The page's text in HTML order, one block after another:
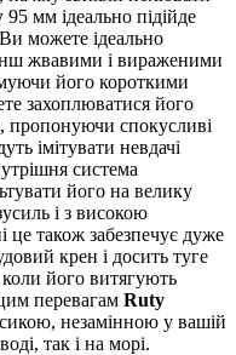
95 мм ідеально підійде
можете ідеально
жвавими і вираженими
його короткими
захоплюватися його
пропонуючи спокусливі
імітувати невдачі
система
його на велику
і з високою
також забезпечує дуже
крен і досить туге
його витягують
перевагам Ruty
незамінною у вашій
так і на морі.